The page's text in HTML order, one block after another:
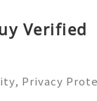
Verified
Privacy Prote